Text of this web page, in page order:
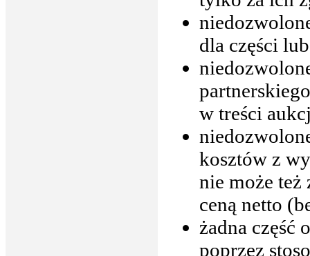
dla części
w treści
kosztów z
nie może też
ceną netto
żadna część
poprzez